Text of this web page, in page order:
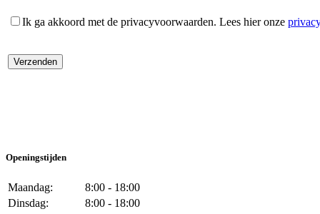
Ik ga akkoord met de privacyvoorwaarden. Lees hier onze
Openingstijden
Maandag:
8:00 - 18:00
Dinsdag:
8:00 - 18:00